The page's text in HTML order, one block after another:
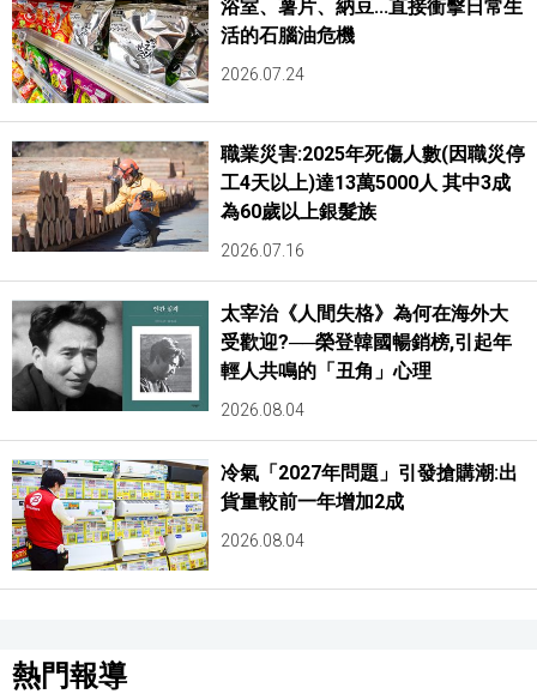
浴室、薯片、納豆...直接衝擊日常生
活的石腦油危機
2026.07.24
職業災害:2025年死傷人數(因職災停
工4天以上)達13萬5000人 其中3成
為60歲以上銀髮族
2026.07.16
太宰治《人間失格》為何在海外大
受歡迎?──榮登韓國暢銷榜,引起年
輕人共鳴的「丑角」心理
2026.08.04
冷氣「2027年問題」引發搶購潮:出
貨量較前一年增加2成
2026.08.04
熱門報導